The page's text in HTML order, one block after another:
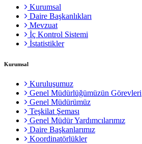
Kurumsal
Daire Başkanlıkları
Mevzuat
İç Kontrol Sistemi
İstatistikler
Kurumsal
Kuruluşumuz
Genel Müdürlüğümüzün Görevleri
Genel Müdürümüz
Teşkilat Şeması
Genel Müdür Yardımcılarımız
Daire Başkanlarımız
Koordinatörlükler